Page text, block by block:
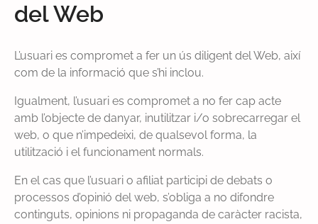
del Web
L’usuari es compromet a fer un ús diligent del Web, així
com de la informació que s’hi inclou.
Igualment, l’usuari es compromet a no fer cap acte
amb l’objecte de danyar, inutilitzar i/o sobrecarregar el
web, o que n’impedeixi, de qualsevol forma, la
utilització i el funcionament normals.
En el cas que l’usuari o afiliat participi de debats o
processos d’opinió del web, s’obliga a no difondre
continguts, opinions ni propaganda de caràcter racista,